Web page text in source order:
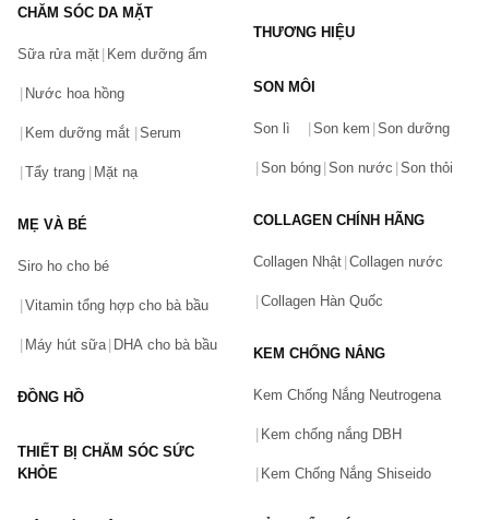
Bạn gặp vấn đề về sản phẩm hay mua hàng?
Hãy báo lỗi cho chúng tôi. Hoặc gọi cho chúng tôi qua số
Vấn đề(*)
CHĂM SÓC DA MẶT
Sữa rửa mặt Kem dưỡng ẩm
Nước hoa hồng
Kem dưỡng mắt Serum
Tẩy trang Mặt nạ
MẸ VÀ BÉ
Siro ho cho bé
Vitamin tổng hợp cho bà bầu
Máy hút sữa DHA cho bà bầu
ĐỒNG HỒ
THIẾT BỊ CHĂM SÓC SỨC
KHỎE
THƯƠNG HIỆU
SON MÔI
Son lì Son kem Son dưỡng
Son bóng Son nước Son thỏi
COLLAGEN CHÍNH HÃNG
Collagen Nhật Collagen nước
Collagen Hàn Quốc
KEM CHỐNG NẮNG
Kem Chống Nắng Neutrogena
Kem chống nắng DBH
Kem Chống Nắng Shiseido